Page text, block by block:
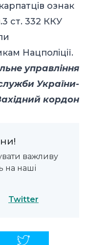
ознак
ст. 332 ККУ
Нацполіції.
управління
України-
кордон
важливу
на наші
Twitter